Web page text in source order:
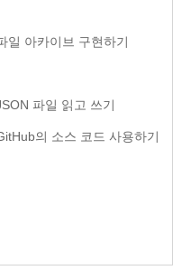
일 아카이브 구현하기
파일 읽고 쓰기
의 소스 코드 사용하기